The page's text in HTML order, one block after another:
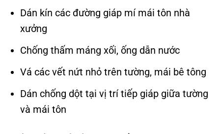
Dán kín các đường giáp mí mái tôn nhà
xưởng
Chống thấm máng xối, ống dẫn nước
Vá các vết nứt nhỏ trên tường, mái bê tông
Dán chống dột tại vị trí tiếp giáp giữa tường
và mái tôn